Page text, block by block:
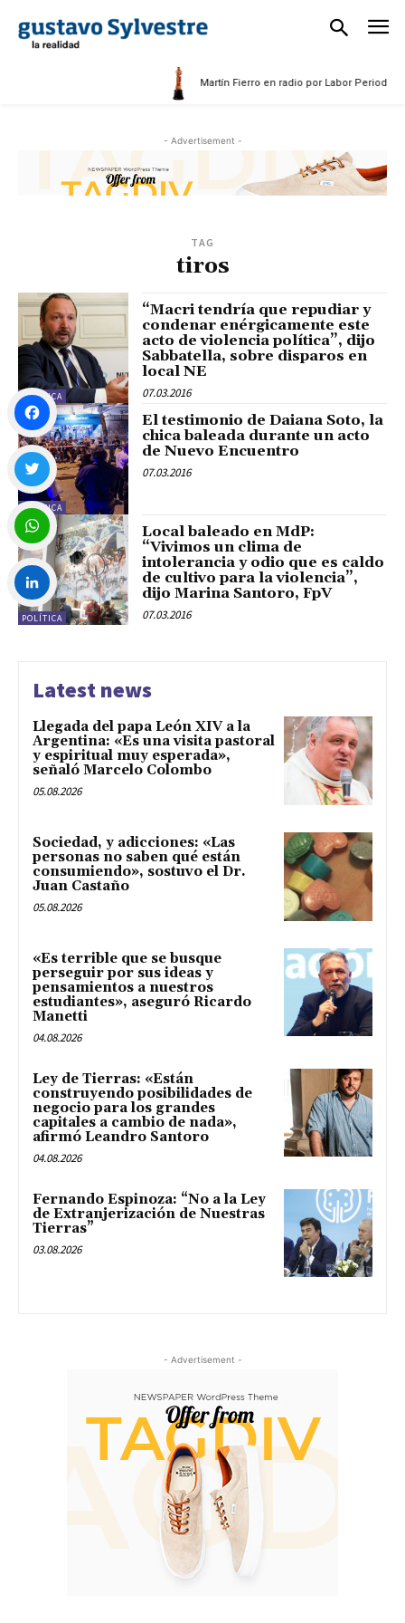
Martín Fierro en radio por Labor
- Advertisement -
TAG
tiros
POLÍTICA
“Macri tendría que repudiar y
condenar enérgicamente este
acto de violencia política”, dijo
Sabbatella, sobre disparos en
local NE
07.03.2016
POLÍTICA
El testimonio de Daiana Soto, la
chica baleada durante un acto
de Nuevo Encuentro
07.03.2016
POLÍTICA
Local baleado en MdP:
“Vivimos un clima de
intolerancia y odio que es caldo
de cultivo para la violencia”,
dijo Marina Santoro, FpV
07.03.2016
Latest news
Llegada del papa León XIV a la
Argentina: «Es una visita pastoral
y espiritual muy esperada»,
señaló Marcelo Colombo
05.08.2026
Sociedad, y adicciones: «Las
personas no saben qué están
consumiendo», sostuvo el Dr.
Juan Castaño
05.08.2026
«Es terrible que se busque
perseguir por sus ideas y
pensamientos a nuestros
estudiantes», aseguró Ricardo
Manetti
04.08.2026
Ley de Tierras: «Están
construyendo posibilidades de
negocio para los grandes
capitales a cambio de nada»,
afirmó Leandro Santoro
04.08.2026
Fernando Espinoza: “No a la Ley
de Extranjerización de Nuestras
Tierras”
03.08.2026
- Advertisement -
Facebook
Twitter
WhatsApp
LinkedIn